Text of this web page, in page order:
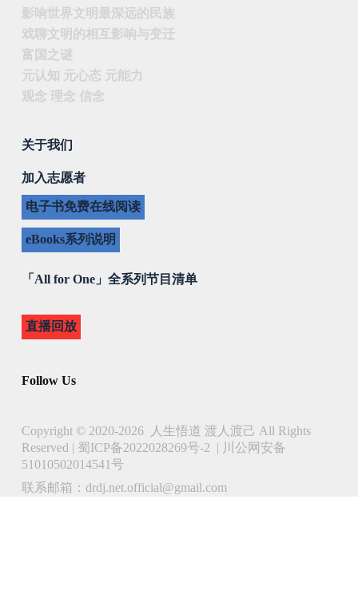
影响世界文明最深远的民族
戏聊文明的相互影响与变迁
富国之谜
元认知 元心态 元能力
观念 理念 信念
关于我们
加入志愿者
电子书免费在线阅读
eBooks系列说明
「All for One」全系列节目清单
直播回放
Follow Us
Copyright © 2020-2026 人生悟道 渡人渡己 All Rights
Reserved | 蜀ICP备2022028269号-2 |
川公网安备
51010502014541号
联系邮箱：drdj.net.official@gmail.com